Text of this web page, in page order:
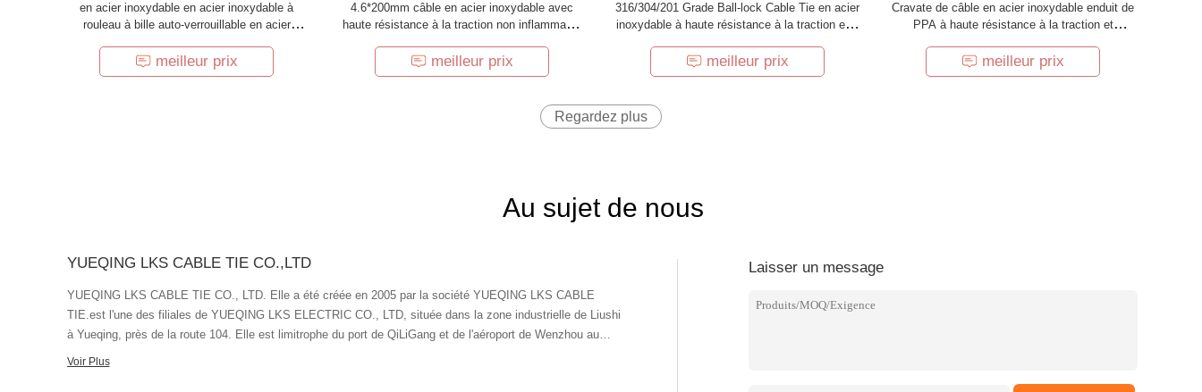
en acier inoxydable en acier inoxydable à
rouleau à bille auto-verrouillable en acier
acier
meilleur prix
4.6*200mm câble en acier inoxydable avec
haute résistance à la traction non inflammable
une utilisation industrielle
meilleur prix
316/304/201 Grade Ball-lock Cable Tie en acier
inoxydable à haute résistance à la traction et à
meilleur prix
Cravate de câble en acier inoxydable enduit de
PPA à haute résistance à la traction et
meilleur prix
Regardez plus
Au sujet de nous
YUEQING LKS CABLE TIE CO.,LTD
YUEQING LKS CABLE TIE CO., LTD. Elle a été créée en 2005 par la société YUEQING LKS CABLE
TIE.est l'une des filiales de YUEQING LKS ELECTRIC CO., LTD, située dans la zone industrielle de Liushi
à Yueqing, près de la route 104. Elle est limitrophe du port de QiLiGang et de l'aéroport de Wenzhou au
sud,le célèbre lieu pittoresque de la montagne YANDANG dans le nordLe transport terrestre et maritime est
Voir Plus
Laisser un message